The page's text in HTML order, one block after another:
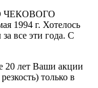
ЧЕКОВОГО
г. Хотелось
все эти года. С
20 лет Ваши акции
только в